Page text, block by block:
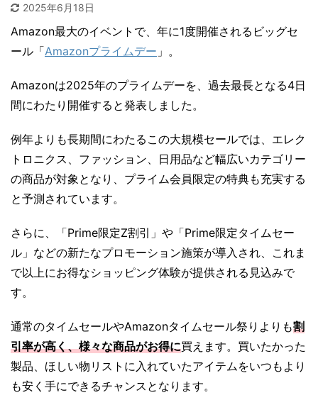
2025年6月18日
Amazon最大のイベントで、年に1度開催されるビッグセ
ール「Amazonプライムデー 」。
Amazonは2025年のプライムデーを、過去最長となる4日
間にわたり開催すると発表しました。
例年よりも長期間にわたるこの大規模セールでは、エレク
トロニクス、ファッション、日用品など幅広いカテゴリー
の商品が対象となり、プライム会員限定の特典も充実する
と予測されています。
さらに、「Prime限定Z割引」や「Prime限定タイムセー
ル」などの新たなプロモーション施策が導入され、これま
で以上にお得なショッピング体験が提供される見込みで
す。
通常のタイムセールやAmazonタイムセール祭りよりも割
引率が高く、様々な商品がお得に買えます。買いたかった
製品、ほしい物リストに入れていたアイテムをいつもより
も安く手にできるチャンスとなります。